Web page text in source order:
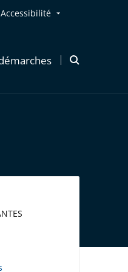
Accessibilité
Ouvrir